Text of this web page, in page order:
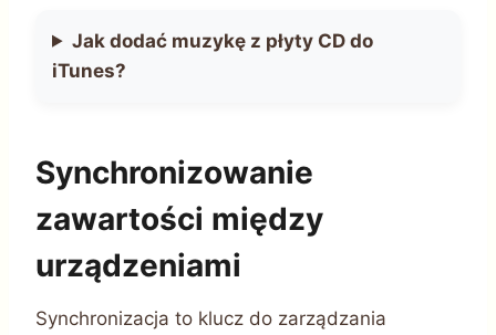
Jak dodać muzykę z płyty CD do
iTunes?
Synchronizowanie
zawartości między
urządzeniami
Synchronizacja to klucz do zarządzania